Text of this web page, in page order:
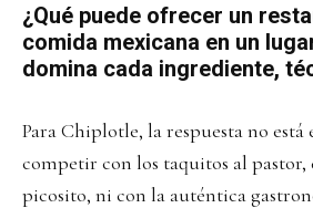
¿Qué puede ofrecer un
comida mexicana en un
domina cada ingrediente,
Para Chiplotle, la respuesta no
competir con los taquitos al pastor,
picosito, ni con la auténtica